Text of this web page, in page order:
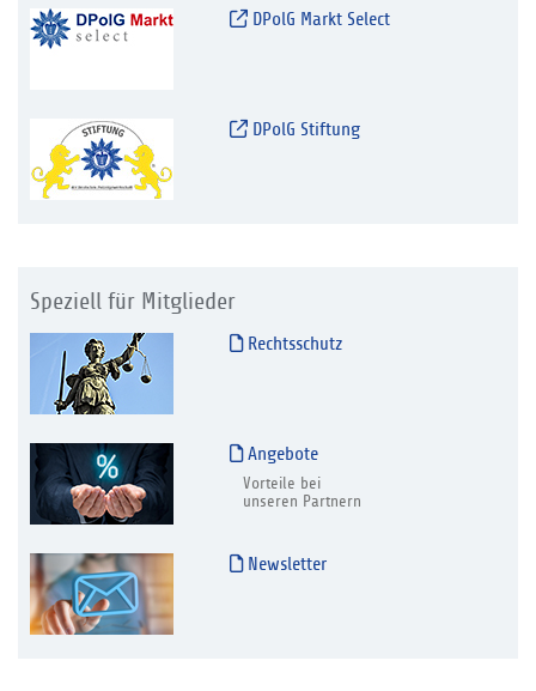
DPolG Markt Select
DPolG Stiftung
Speziell für Mitglieder
Rechtsschutz
Angebote
Vorteile bei
unseren Partnern
Newsletter